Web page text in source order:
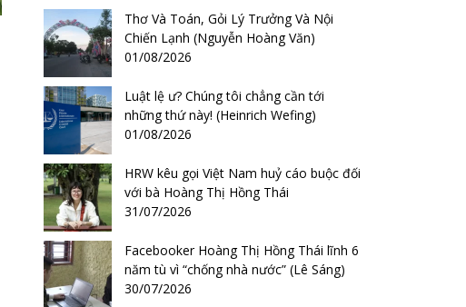
Thơ Và Toán, Gỏi Lý Trưởng Và Nội
Chiến Lạnh (Nguyễn Hoàng Văn)
01/08/2026
Luật lệ ư? Chúng tôi chẳng cần tới
những thứ này! (Heinrich Wefing)
01/08/2026
HRW kêu gọi Việt Nam huỷ cáo buộc đối
với bà Hoàng Thị Hồng Thái
31/07/2026
Facebooker Hoàng Thị Hồng Thái lĩnh 6
năm tù vì “chống nhà nước” (Lê Sáng)
30/07/2026